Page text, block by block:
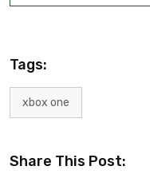
Tags:
xbox one
Share This Post: